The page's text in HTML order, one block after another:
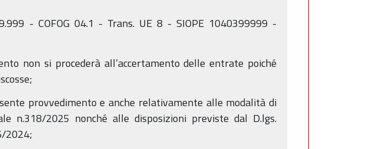
- COFOG 04.1 - Trans. UE 8 - SIOPE 1040399999 -
non si procederà all’accertamento delle entrate poiché
provvedimento e anche relativamente alle modalità di
n.318/2025 nonché alle disposizioni previste dal D.lgs.
2024;